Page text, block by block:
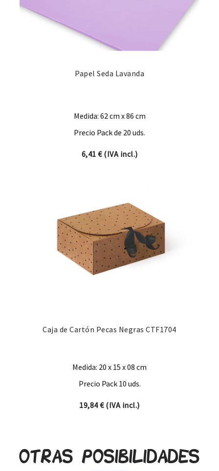
Papel Seda Lavanda
Medida: 62 cm x 86 cm
Precio Pack de 20 uds.
6,41 €(IVA incl.)
Caja de Cartón Pecas Negras CTF1704
Medida: 20 x 15 x 08 cm
Precio Pack 10 uds.
19,84€(IVA incl.)
Otras posibilidades